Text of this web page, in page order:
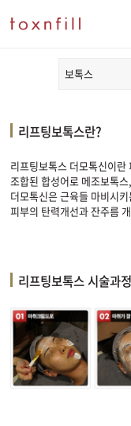
보톡스
리프팅보톡스란?
리프팅보톡스 더모톡신이
조합된 합성어로 메조보톡
더모톡신은 근육들 마비시
피부의 탄력개선과 잔주름
리프팅보톡스 시술과정